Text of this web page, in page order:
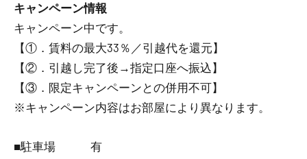
キャンペーン情報
キャンペーン中です。
【①．賃料の最大33％／引越代を還元】
【②．引越し完了後→指定口座へ振込】
【③．限定キャンペーンとの併用不可】
※キャンペーン内容はお部屋により異なります。
■駐車場 有